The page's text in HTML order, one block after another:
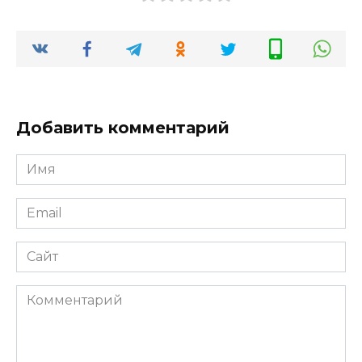
Добавить комментарий
Имя
*
Email
*
Сайт
Комментарий